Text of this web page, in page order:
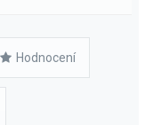
Hodnocení